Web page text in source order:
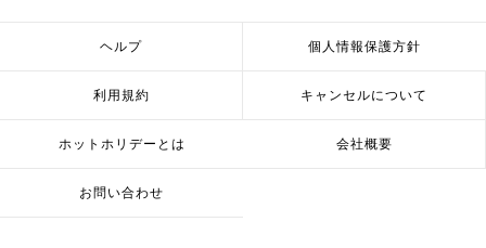
ヘルプ 個人情報保護方針
利用規約 キャンセルについて
ホットホリデーとは 会社概要
お問い合わせ